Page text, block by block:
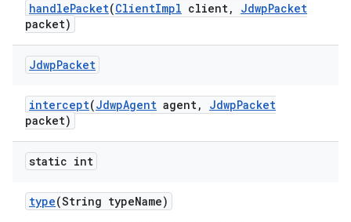
handlePacket(ClientImpl client, JdwpPacket
packet)
JdwpPacket
intercept(JdwpAgent agent, JdwpPacket
packet)
static int
type(String typeName)